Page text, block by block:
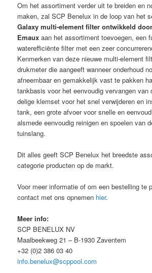
Om het assortiment verder uit te breiden en
maken, zal SCP Benelux in de loop van het
Galaxy multi-element filter ontwikkeld
Emaux aan het assortiment toevoegen, een
waterefficiënte filter met een zeer
Kenmerken van deze nieuwe multi-element
drukmeter die aangeeft wanneer onderhoud
afneembaar en gemakkelijk vast te pakken
tankbasis voor het eenvoudig vervangen van
delige klemset voor het snel verwijderen en
tank, een grote afvoer voor snelle en
alsmede eenvoudig reinigen en spoelen van
tuinslang.
Dit alles geeft SCP Benelux het breedste
categorie producten op de markt.
Voor meer informatie of om een bestelling te
contact met ons opnemen hier.
Meer info:
SCP BENELUX NV
Maalbeekweg 21 – B-1930 Zaventem
+32 (0)2 386 03 40
info.benelux@scppool.com